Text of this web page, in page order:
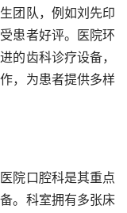
团队，例如刘先印
患者好评。医院环
的齿科诊疗设备，
，为患者提供多样
院口腔科是其重点
。科室拥有多张床